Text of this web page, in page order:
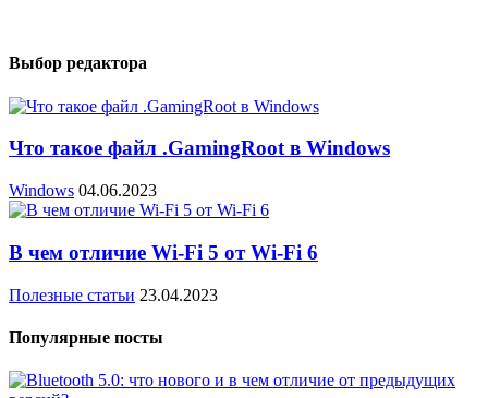
Выбор редактора
Что такое файл .GamingRoot в Windows
Windows 04.06.2023
В чем отличие Wi-Fi 5 от Wi-Fi 6
Полезные статьи 23.04.2023
Популярные посты